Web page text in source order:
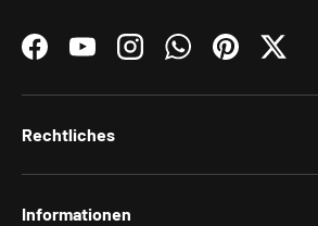
FacebookYouTubeInstagramWhatsAppPinterestTwitter
Rechtliches
Informationen